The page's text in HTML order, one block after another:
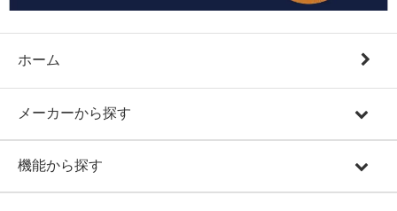
ホーム
メーカーから探す
機能から探す